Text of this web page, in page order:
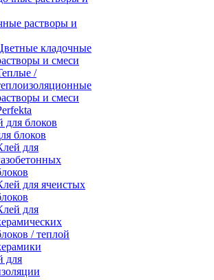
растворы и
кладочные
и смеси
/
и смеси
блоков
для
для ячеистых
для
/ теплой